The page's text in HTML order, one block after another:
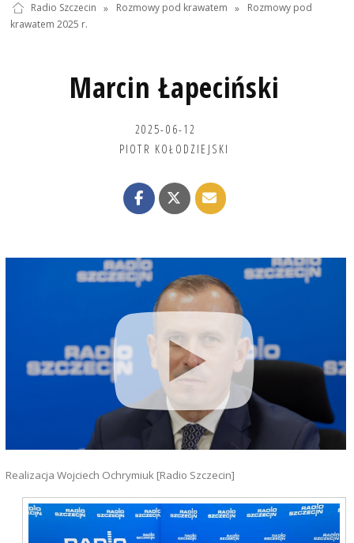
Radio Szczecin » Rozmowy pod krawatem »
Rozmowy pod
krawatem 2025 r.
Marcin Łapeciński
2025-06-12
PIOTR KOŁODZIEJSKI
Realizacja Wojciech Ochrymiuk [Radio Szczecin]